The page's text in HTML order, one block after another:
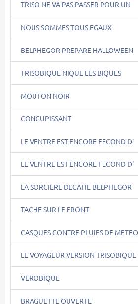
TRISO NE VA PAS PASSER POUR UN
NOUS SOMMES TOUS EGAUX
BELPHEGOR PREPARE HALLOWEEN
TRISOBIQUE NIQUE LES BIQUES
MOUTON NOIR
CONCUPISSANT
LE VENTRE EST ENCORE FECOND D'
LE VENTRE EST ENCORE FECOND D'
LA SORCIERE DECATIE BELPHEGOR
TACHE SUR LE FRONT
CASQUES CONTRE PLUIES DE METEO
LE VOYAGEUR VERSION TRISOBIQUE
VEROBIQUE
BRAGUETTE OUVERTE